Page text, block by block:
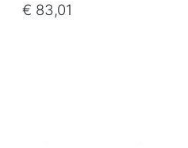
€ 83,01